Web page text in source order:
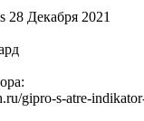
28 Декабря 2021
gipro-s-atre-